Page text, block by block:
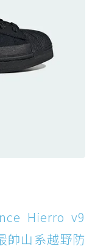
NITRO™ 4
與防滑兼具的
2 WP：腳
水輕越野鞋
八孔加上全防
BADGER
器！搭載固特
Hierro v9
帥山系越野防